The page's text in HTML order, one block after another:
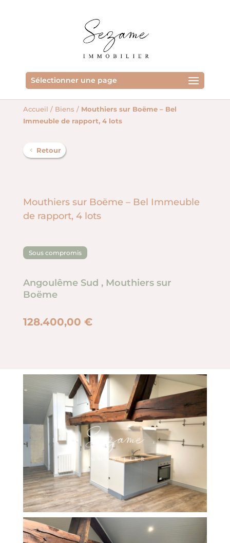
Sélectionner une page
Accueil / Biens / Mouthiers sur Boëme – Bel
Immeuble de rapport, 4 lots
Retour
Mouthiers sur Boëme – Bel Immeuble
de rapport, 4 lots
Sous compromis
Angoulême Sud , Mouthiers sur
Boëme
128.400,00 €